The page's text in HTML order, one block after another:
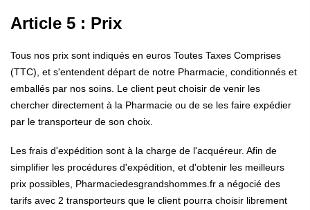
Article 5 : Prix
Tous nos prix sont indiqués en euros Toutes Taxes Comprises
(TTC), et s'entendent départ de notre Pharmacie, conditionnés et
emballés par nos soins. Le client peut choisir de venir les
chercher directement à la Pharmacie ou de se les faire expédier
par le transporteur de son choix.
Les frais d'expédition sont à la charge de l'acquéreur. Afin de
simplifier les procédures d'expédition, et d'obtenir les meilleurs
prix possibles, Pharmaciedesgrandshommes.fr a négocié des
tarifs avec 2 transporteurs que le client pourra choisir librement